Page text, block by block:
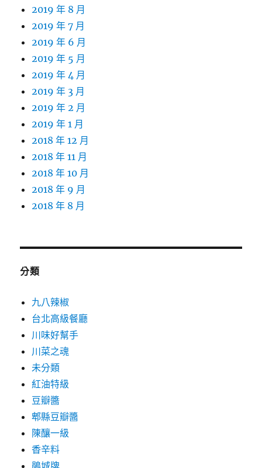
2019 年 8 月
2019 年 7 月
2019 年 6 月
2019 年 5 月
2019 年 4 月
2019 年 3 月
2019 年 2 月
2019 年 1 月
2018 年 12 月
2018 年 11 月
2018 年 10 月
2018 年 9 月
2018 年 8 月
分類
九八辣椒
台北高級餐廳
川味好幫手
川菜之魂
未分類
紅油特級
豆瓣醬
郫縣豆瓣醬
陳釀一級
香辛料
鵑城牌